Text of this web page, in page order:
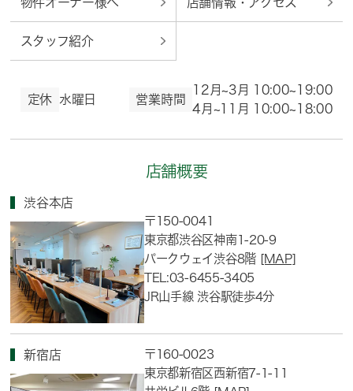
スタッフ紹介
定休 水曜日 営業時間
12月~3月 10:00~19:00
4月~11月 10:00~18:00
店舗概要
渋谷本店
〒150-0041
東京都渋谷区神南1-20-9
パークウェイ渋谷8階 [MAP]
TEL:03-6455-3405
JR山手線 渋谷駅徒歩4分
新宿店
〒160-0023
東京都新宿区西新宿7-1-11